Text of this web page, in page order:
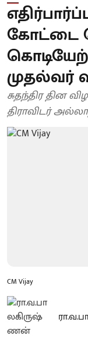
கோட்டை
முதல்வர்
சுதந்திர தின
திராவிடர்
CM Vijay